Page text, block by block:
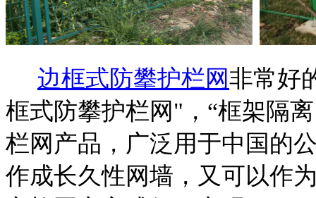
边框式防攀护栏网非常好
框式防攀护栏网"，“框架隔
栏网产品，广泛用于中国的
作成长久性网墙，又可以作